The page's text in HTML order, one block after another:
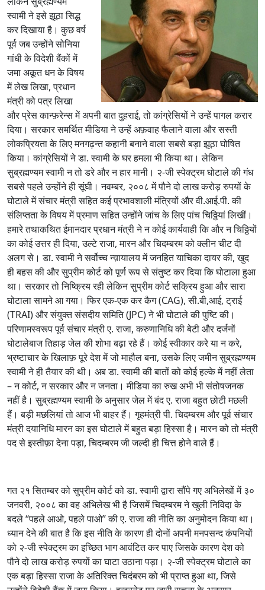
…
.
स्वामी ने इसे झूठा सिद्ध
कर दिखाया है। कुछ वर्ष
पूर्व जब उन्होंने सोनिया
गांधी के विदेशी बैंकों में
जमा अकूत धन के विषय
में लेख लिखा, प्रधान
मंत्री को पत्र लिखा
और प्रेस कान्फ़रेन्स में अपनी बात दुहराई, तो कांग्रेसियों ने उन्हें पागल करार
दिया। सरकार समर्थित मीडिया ने उन्हें अफ़वाह फैलाने वाला और सस्ती
लोकप्रियता के लिए मनगढ़न्त कहानी बनाने वाला सबसे बड़ा झूठा घोषित
किया। कांग्रेसियों ने डा. स्वामी के घर हमला भी किया था। लेकिन
सुब्रह्मण्यम स्वामी न तो डरे और न हार मानी। २-जी स्पेक्ट्रम घोटाले की गंध
सबसे पहले उन्होंने ही सूंघी। नवम्बर, २००८ में पौने दो लाख करोड़ रुपयों के
घोटाले में संचार मंत्री सहित कई प्रभावशाली मंत्रियों और वी.आई.पी. की
संलिप्तता के विषय में प्रमाण सहित उन्होंने जांच के लिए पांच चिठ्ठियां लिखीं।
हमारे तथाकथित ईमानदार प्रधान मंत्री ने न कोई कार्यवाही कि और न चिठ्ठियों
का कोई उत्तर ही दिया, उल्टे राजा, मारन और चिदम्बरम को क्लीन चीट दी
अलग से। डा. स्वामी ने सर्वोच्च न्य़ायालय में जनहित याचिका दायर की, खुद
ही बहस की और सुप्रीम कोर्ट को पूर्ण रूप से संतुष्ट कर दिया कि घोटाला हुआ
था। सरकार तो निष्क्रिय रही लेकिन सुप्रीम कोर्ट सक्रिय हुआ और सारा
घोटाला सामने आ गया। फिर एक-एक कर कैग (CAG), सी.बी,आई, ट्राई
(TRAI) और संयुक्त संसदीय समिति (JPC) ने भी घोटाले की पुष्टि की।
परिणामस्वरूप पूर्व संचार मंत्री ए. राजा, करुणानिधि की बेटी और दर्जनों
घोटालेबाज तिहाड़ जेल की शोभा बढ़ा रहे हैं। कोई स्वीकार करे या न करे,
भ्रष्टाचार के खिलाफ़ पूरे देश में जो माहौल बना, उसके लिए जमीन सुब्रह्मण्यम
स्वामी ने ही तैयार की थी। अब डा. स्वामी की बातों को कोई हल्के में नहीं लेता
– न कोर्ट, न सरकार और न जनता। मीडिया का रुख अभी भी संतोषजनक
नहीं है। सुब्रह्मण्यम स्वामी के अनुसार जेल में बंद ए. राजा बहुत छोटी मछली
हैं। बड़ी मछलियां तो आज भी बाहर हैं। गृहमंत्री पी. चिदम्बरम और पूर्व संचार
मंत्री दयानिधि मारन का इस घोटाले में बहुत बड़ा हिस्सा है। मारन को तो मंत्री
पद से इस्तीफ़ा देना पड़ा, चिदम्बरम जी जल्दी ही चित्त होने वाले हैं।
गत २१ सितम्बर को सुप्रीम कोर्ट को डा. स्वामी द्वारा सौंपे गए अभिलेखों में ३०
जनवरी, २००८ का वह अभिलेख भी है जिसमें चिदम्बरम ने खुली निविदा के
बदले “पहले आओ, पहले पाओ” की ए. राजा की नीति का अनुमोदन किया था।
ध्यान देने की बात है कि इस नीति के कारण ही दोनों अपनी मनपसन्द कंपनियों
को २-जी स्पेक्ट्रम का इच्छित भाग आवंटित कर पाए जिसके कारण देश को
पौने दो लाख करोड़ रुपयों का घाटा उठाना पड़ा। २-जी स्पेक्ट्रम घोटाले का
एक बड़ा हिस्सा राजा के अतिरिक्त चिदंबरम को भी प्राप्त हुआ था, जिसे